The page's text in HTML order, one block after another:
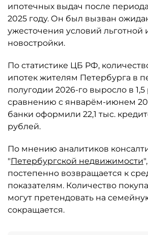
ипотечных выдач после
2025 году. Он был вызван
ужесточения условий льготной
новостройки.
По статистике ЦБ РФ,
ипотек жителям Петербурга в
полугодии 2026-го выросло в 1,5
сравнению с январём-июнем
банки оформили 22,1 тыс.
рублей.
По мнению аналитиков
"Петербургской недвижимости
постепенно возвращается к
показателям. Количество
могут претендовать на
сокращается.